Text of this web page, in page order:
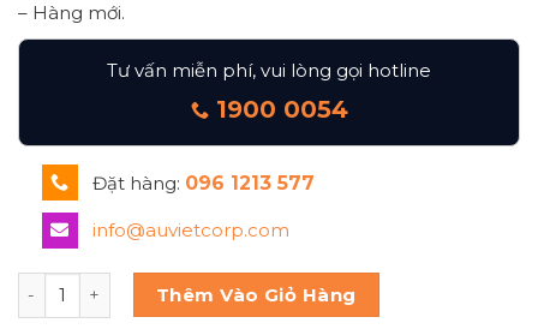
– Hàng mới.
Tư vấn miễn phí, vui lòng gọi hotline
1900 0054
Đặt hàng: 096 1213 577
info@auvietcorp.com
Tủ trưng bày bánh nóng kính cong Berjaya Hdw15sb13-2
Thêm Vào Giỏ Hàng